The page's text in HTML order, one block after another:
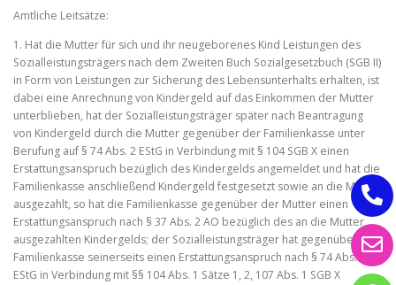
Amtliche Leitsätze:
1. Hat die Mutter für sich und ihr neugeborenes Kind Leistungen des
Sozialleistungsträgers nach dem Zweiten Buch Sozialgesetzbuch (SGB II)
in Form von Leistungen zur Sicherung des Lebensunterhalts erhalten, ist
dabei eine Anrechnung von Kindergeld auf das Einkommen der Mutter
unterblieben, hat der Sozialleistungsträger später nach Beantragung
von Kindergeld durch die Mutter gegenüber der Familienkasse unter
Berufung auf § 74 Abs. 2 EStG in Verbindung mit § 104 SGB X einen
Erstattungsanspruch bezüglich des Kindergelds angemeldet und hat die
Familienkasse anschließend Kindergeld festgesetzt sowie an die Mutter
ausgezahlt, so hat die Familienkasse gegenüber der Mutter einen
Erstattungsanspruch nach § 37 Abs. 2 AO bezüglich des an die Mutter
ausgezahlten Kindergelds; der Sozialleistungsträger hat gegenüber der
Familienkasse seinerseits einen Erstattungsanspruch nach § 74 Abs. 2
EStG in Verbindung mit §§ 104 Abs. 1 Sätze 1, 2, 107 Abs. 1 SGB X